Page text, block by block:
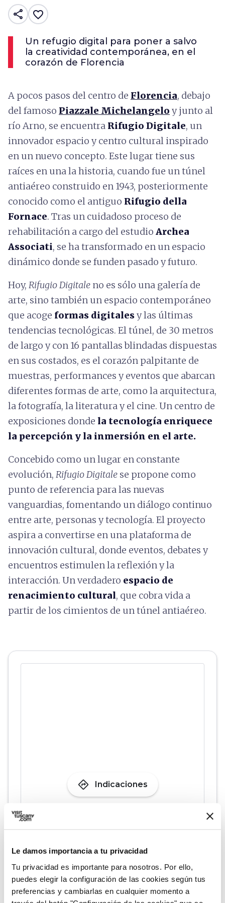
Le damos importancia a tu privacidad
Tu privacidad es importante para nosotros. Por ello,
puedes elegir la configuración de las cookies según tus
preferencias y cambiarlas en cualquier momento a
share favorite_border
Un refugio digital para poner a salvo
la creatividad contemporánea, en el
corazón de Florencia
A pocos pasos del centro de Florencia, debajo
del famoso Piazzale Michelangelo y junto al
río Arno, se encuentra Rifugio Digitale, un
innovador espacio y centro cultural inspirado
en un nuevo concepto. Este lugar tiene sus
raíces en una la historia, cuando fue un túnel
antiaéreo construido en 1943, posteriormente
conocido como el antiguo Rifugio della
Fornace. Tras un cuidadoso proceso de
rehabilitación a cargo del estudio Archea
Associati, se ha transformado en un espacio
dinámico donde se funden pasado y futuro.
Hoy, Rifugio Digitale no es sólo una galería de
arte, sino también un espacio contemporáneo
que acoge formas digitalesy las últimas
tendencias tecnológicas. El túnel, de 30 metros
de largo y con 16 pantallas blindadas dispuestas
en sus costados, es el corazón palpitante de
muestras, performances y eventos que abarcan
diferentes formas de arte, como la arquitectura,
la fotografía, la literatura y el cine. Un centro de
exposiciones donde la tecnología enriquece
la percepción y la inmersión en el arte.
Concebido como un lugar en constante
evolución, Rifugio Digitale se propone como
punto de referencia para las nuevas
vanguardias, fomentando un diálogo continuo
entre arte, personas y tecnología. El proyecto
aspira a convertirse en una plataforma de
innovación cultural, donde eventos, debates y
encuentros estimulen la reflexión y la
interacción. Un verdadero espacio de
renacimiento cultural, que cobra vida a
partir de los cimientos de un túnel antiaéreo.
directions Indicaciones
Informaciones
home Dónde
Via della Fornace, 41, 50125 Firenze FI,
Italia
language Pagina web